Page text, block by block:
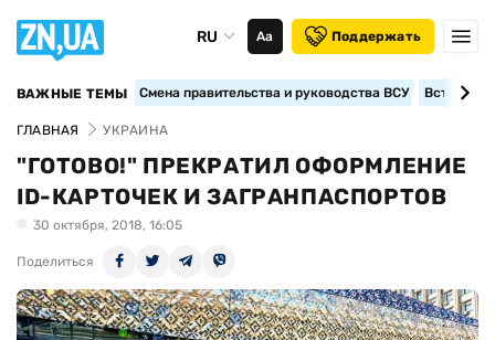
RU Аа Поддержать
ВАЖНЫЕ ТЕМЫ Смена правительства и руководства ВСУ
ГЛАВНАЯ УКРАИНА
"ГОТОВО!" ПРЕКРАТИЛ ОФОРМЛЕНИЕ
ID-КАРТОЧЕК И ЗАГРАНПАСПОРТОВ
30 октября, 2018, 16:05
Поделиться